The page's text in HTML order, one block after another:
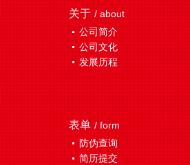
关于 / about
公司简介
公司文化
发展历程
表单 / form
防伪查询
简历提交